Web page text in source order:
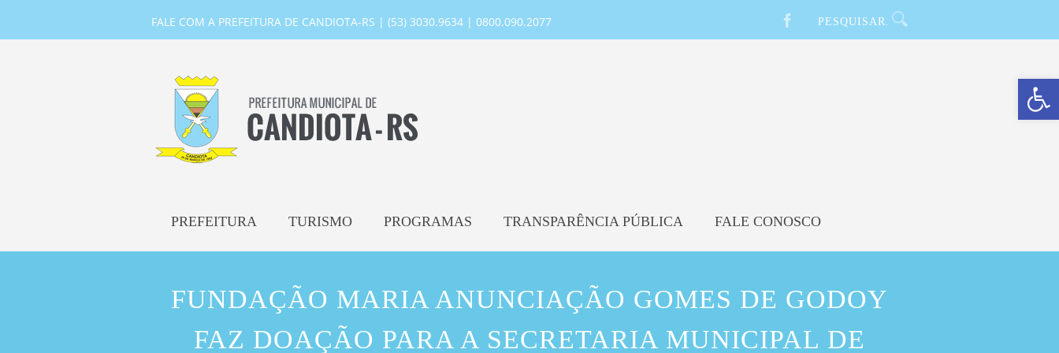
Barra de Ferramentas Aberta
FALE COM A PREFEITURA DE CANDIOTA-RS | (53) 3030.9634 | 0800.090.2077
PREFEITURA TURISMO PROGRAMAS TRANSPARÊNCIA PÚBLICA FALE CONOSCO
FUNDAÇÃO MARIA ANUNCIAÇÃO GOMES DE GODOY
FAZ DOAÇÃO PARA A SECRETARIA MUNICIPAL DE